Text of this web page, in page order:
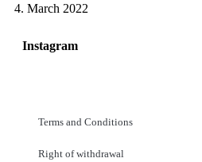
4. March 2022
Instagram
Terms and Conditions
Right of withdrawal